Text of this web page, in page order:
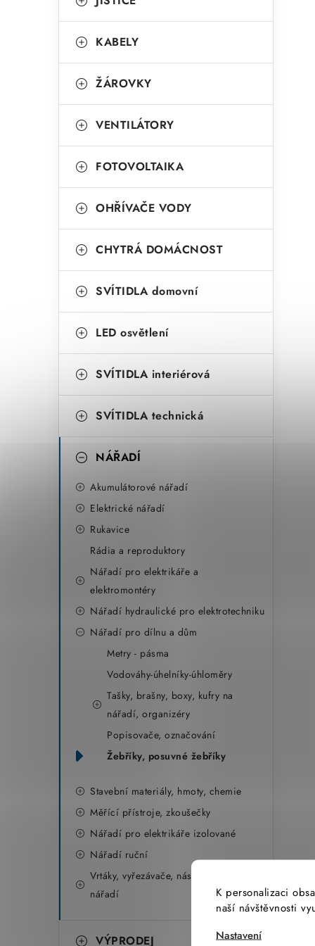
K personalizaci
naší návštěvnosti
Nastavení
i
KABELY
ŽÁROVKY
VENTILÁTORY
FOTOVOLTAIKA
OHŘÍVAČE VODY
CHYTRÁ DOMÁCNOST
SVÍTIDLA domovní
LED osvětlení
SVÍTIDLA interiérová
SVÍTIDLA technická
NÁŘADÍ
Akumulátorové nářadí
Elektrické nářadí
Rukavice
Rádia a reproduktory
Nářadí pro elektrikáře a
elektromontéry
Nářadí hydraulické pro elektrotechniku
Nářadí pro dílnu a dům
Metry - pásma
Vodováhy-úhelníky-úhloměry
Tašky, brašny, boxy, kufry na
nářadí, organizéry
Popisovače, označování
Žebříky, posuvné žebříky
Stavební materiály, hmoty, chemie
Měřící přístroje, zkoušečky
Nářadí pro elektrikáře izolované
Nářadí ruční
Vrtáky, vyřezávače, nástroje k el.
nářadí
VÝPRODEJ